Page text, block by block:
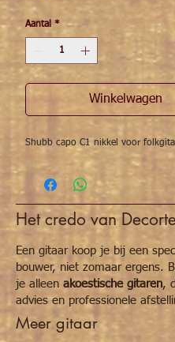
Aantal *
Winkelwagen
Shubb capo C1 nikkel voor
Het credo van
Een gitaar koop je bij een
bouwer, niet zomaar ergens.
je alleen akoestische gitaren,
advies en professionele
Meer gitaar